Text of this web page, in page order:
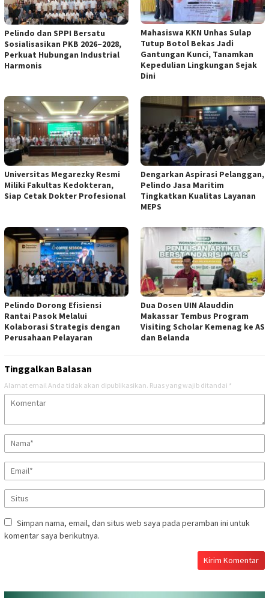
Pelindo dan SPPI Bersatu
Sosialisasikan PKB 2026–2028,
Perkuat Hubungan Industrial
Harmonis
Mahasiswa KKN Unhas Sulap
Tutup Botol Bekas Jadi
Gantungan Kunci, Tanamkan
Kepedulian Lingkungan Sejak
Dini
Universitas Megarezky Resmi
Miliki Fakultas Kedokteran,
Siap Cetak Dokter Profesional
Dengarkan Aspirasi Pelanggan,
Pelindo Jasa Maritim
Tingkatkan Kualitas Layanan
MEPS
Pelindo Dorong Efisiensi
Rantai Pasok Melalui
Kolaborasi Strategis dengan
Perusahaan Pelayaran
Dua Dosen UIN Alauddin
Makassar Tembus Program
Visiting Scholar Kemenag ke AS
dan Belanda
Tinggalkan Balasan
Alamat email Anda tidak akan dipublikasikan. Ruas yang wajib ditandai *
Simpan nama, email, dan situs web saya pada peramban ini untuk
komentar saya berikutnya.